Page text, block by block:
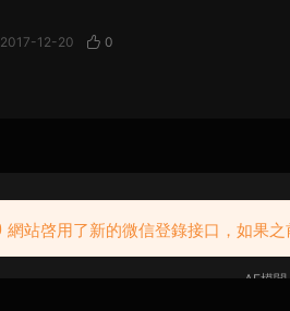
2017-12-20 0
關于
AE模
網站啓用了新的微信登錄接口，如果